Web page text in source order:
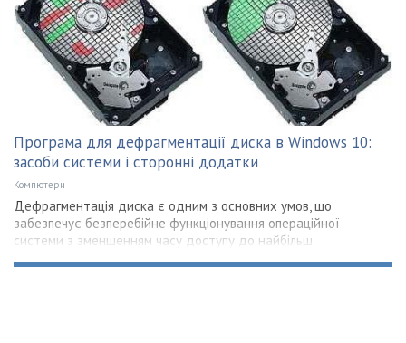
Програма для дефрагментації диска в Windows 10:
засоби системи і сторонні додатки
Компютери
Дефрагментація диска є одним з основних умов, що
забезпечує безперебійне функціонування операційної
системи з зменшенням часу доступу до найбільш